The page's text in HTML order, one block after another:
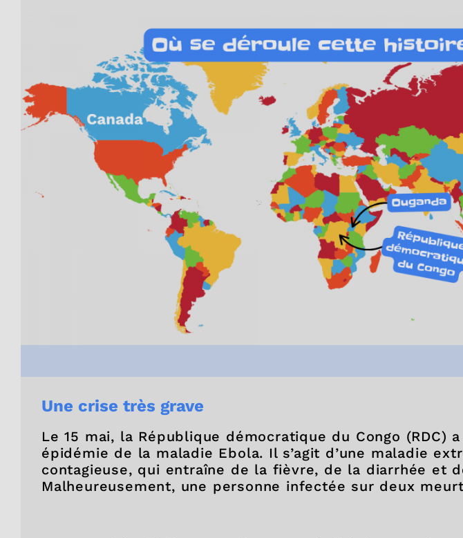
Une crise très grave
Le 15 mai, la République démocratique du Congo (RDC)
épidémie de la maladie Ebola. Il s’agit d’une maladie
contagieuse, qui entraîne de la fièvre, de la diarrhée et
Malheureusement, une personne infectée sur deux